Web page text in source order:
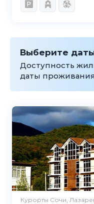
Выберите
Доступность
даты
Курорты Сочи,